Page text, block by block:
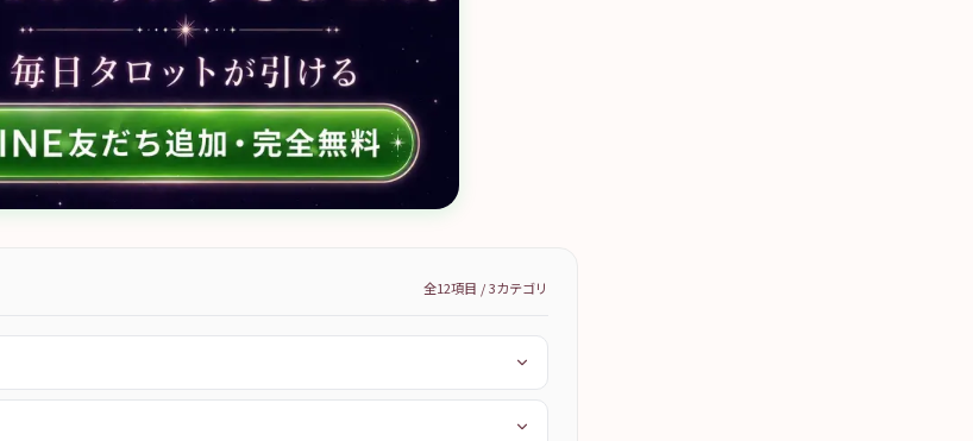
全12項目 /3カテゴリ